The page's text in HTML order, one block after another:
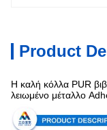
Product
Η καλή κόλλα PUR
λειωμένο μέταλλο